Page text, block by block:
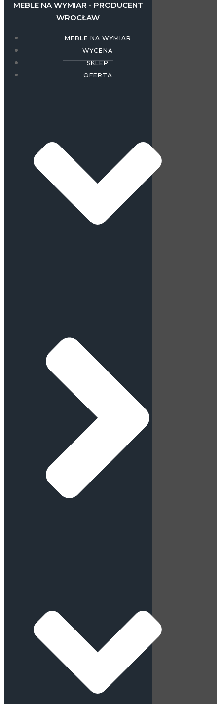
MEBLE NA WYMIAR - PRODUCENT
WROCŁAW
MEBLE NA WYMIAR
WYCENA
SKLEP
OFERTA